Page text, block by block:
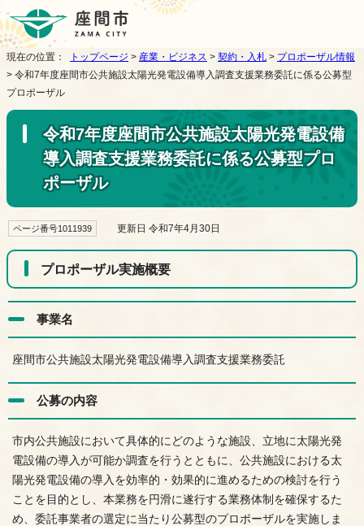
現在の位置： トップページ > 産業・ビジネス > 契約・入札 > プロポーザル情報
> 令和7年度座間市公共施設太陽光発電設備導入調査支援業務委託に係る公募型
プロポーザル
令和7年度座間市公共施設太陽光発電設備
導入調査支援業務委託に係る公募型プロ
ポーザル
ページ番号1011939 更新日 令和7年4月30日
プロポーザル実施概要
事業名
座間市公共施設太陽光発電設備導入調査支援業務委託
公募の内容
市内公共施設において具体的にどのような施設、立地に太陽光発
電設備の導入が可能か調査を行うとともに、公共施設における太
陽光発電設備の導入を効率的・効果的に進めるための検討を行う
ことを目的とし、本業務を円滑に遂行する業務体制を確保するた
め、委託事業者の選定に当たり公募型のプロポーザルを実施しま